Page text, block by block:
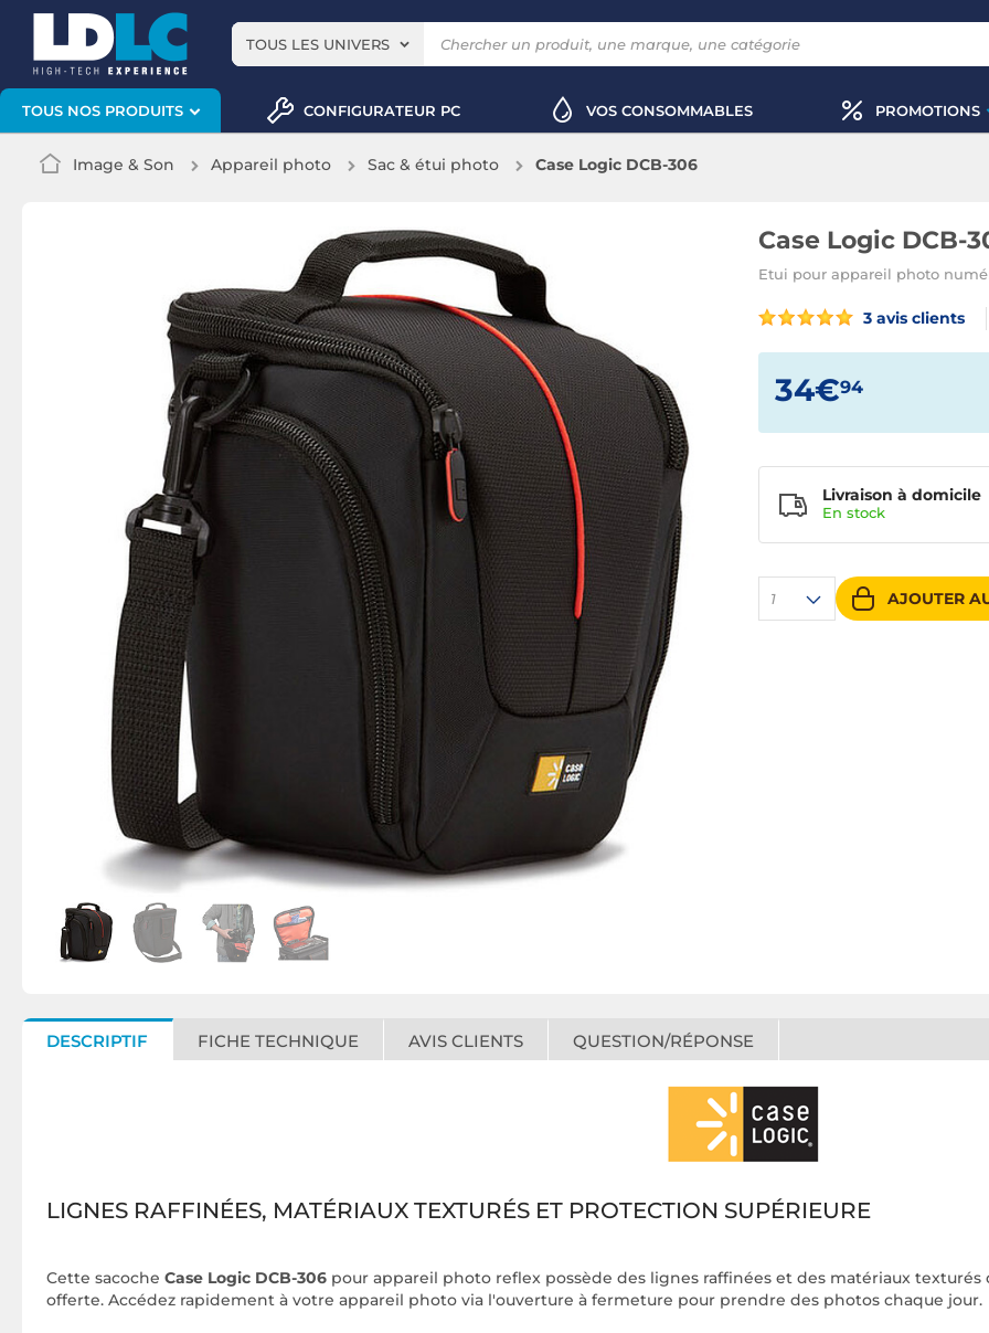
TOUS LES UNIVERS
TOUS NOS PRODUITS CONFIGURATEUR PC VOS CONSOMMABLES PROMOTIONS
Image & Son Appareil photo Sac & étui photo Case Logic DCB-306
Case Logic DCB-
Etui pour appareil photo
3 avis clients
34€94
1 AJOUTER
Livraison à domicile
En stock
DESCRIPTIF FICHE TECHNIQUE AVIS CLIENTS QUESTION/RÉPONSE
LIGNES RAFFINÉES, MATÉRIAUX TEXTURÉS ET PROTECTION SUPÉRIEURE
Cette sacoche Case Logic DCB-306 pour appareil photo reflex possède des lignes raffinées et des matériaux
offerte. Accédez rapidement à votre appareil photo via l'ouverture à fermeture pour prendre des photos chaque jour.